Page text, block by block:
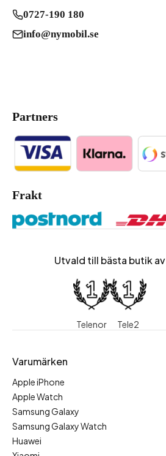
0727-190 180
info@nymobil.se
Partners
Frakt
Utvald till bästa butik av
Telenor Tele2
Varumärken
Apple iPhone
Apple Watch
Samsung Galaxy
Samsung Galaxy Watch
Huawei